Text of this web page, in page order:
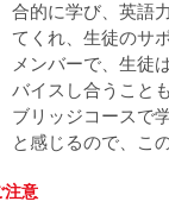
合的に学び、英語
てくれ、生徒のサ
メンバーで、生徒
バイスし合うこと
ブリッジコースで
と感じるので、こ
注意